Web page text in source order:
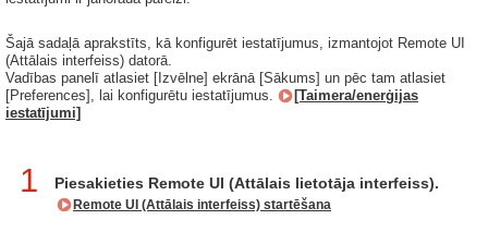
Šajā sadaļā aprakstīts, kā konfigurēt iestatījumus, izmantojot Remote UI
(Attālais interfeiss) datorā.
Vadības panelī atlasiet [Izvēlne] ekrānā [Sākums] un pēc tam atlasiet
[Preferences], lai konfigurētu iestatījumus.
[Taimera/enerģijas
iestatījumi]
1 Piesakieties Remote UI (Attālais lietotāja interfeiss).
Remote UI (Attālais interfeiss) startēšana